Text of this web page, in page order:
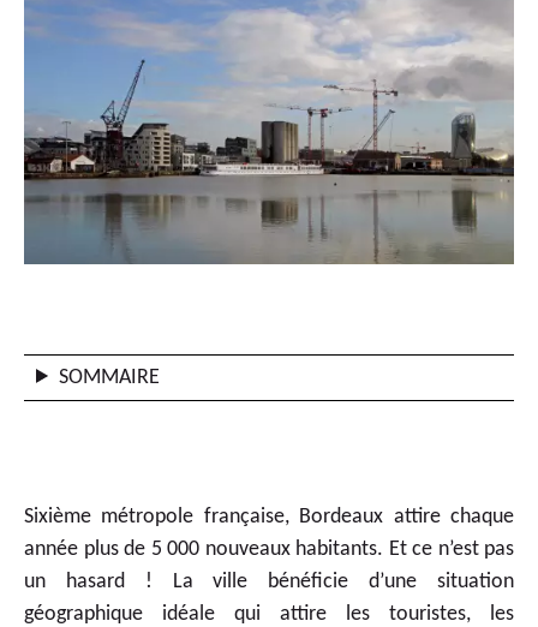
SOMMAIRE
Sixième métropole française, Bordeaux attire chaque
année plus de 5 000 nouveaux habitants. Et ce n’est pas
un hasard ! La ville bénéficie d’une situation
géographique idéale qui attire les touristes, les